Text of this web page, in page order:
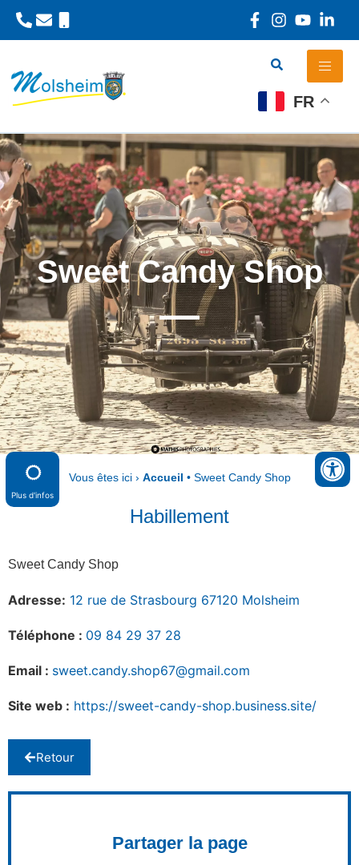
FR
Sweet Candy Shop
Vous êtes ici › Accueil • Sweet Candy Shop
Habillement
Sweet Candy Shop
Adresse: 12 rue de Strasbourg 67120 Molsheim
Téléphone : 09 84 29 37 28
Email : sweet.candy.shop67@gmail.com
Site web : https://sweet-candy-shop.business.site/
Retour
Partager la page
Plus d'infos
Panneau de gestion des cookies